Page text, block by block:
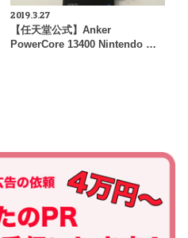
2019.3.27
【任天堂公式】Anker
PowerCore 13400 Nintendo …